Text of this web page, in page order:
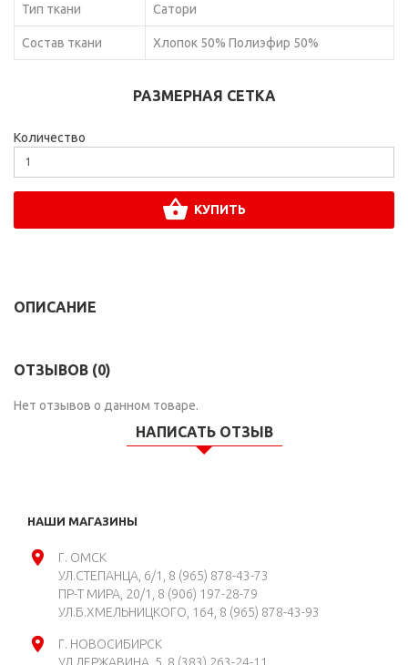
Тип ткани Сатори
Состав ткани Хлопок 50% Полиэфир 50%
РАЗМЕРНАЯ СЕТКА
Количество
КУПИТЬ
ОПИСАНИЕ
ОТЗЫВОВ (0)
Нет отзывов о данном товаре.
НАПИСАТЬ ОТЗЫВ
НАШИ МАГАЗИНЫ
Г. ОМСК
УЛ.СТЕПАНЦА, 6/1
8 (965) 878-43-73
ПР-Т МИРА, 20/1
8 (906) 197-28-79
УЛ.Б.ХМЕЛЬНИЦКОГО, 164 8 (965) 878-43-93
Г. НОВОСИБИРСК
УЛ.ДЕРЖАВИНА, 5 8 (383) 263-24-11